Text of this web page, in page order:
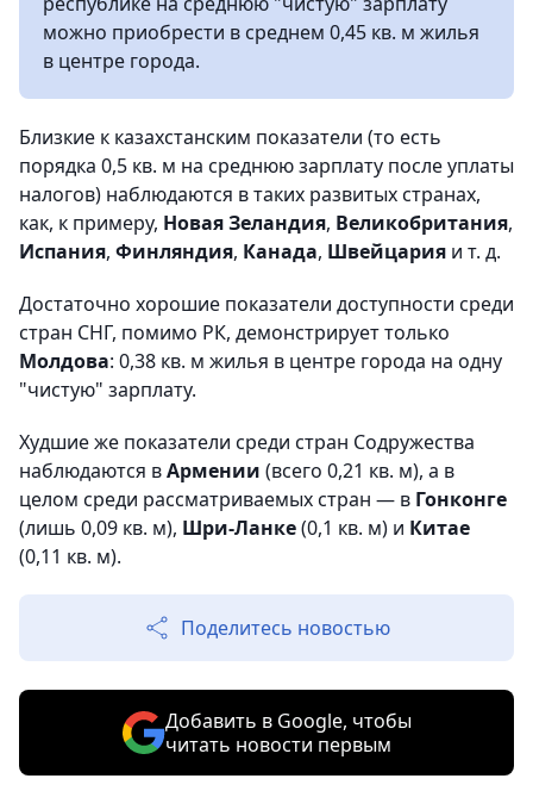
можно приобрести в среднем 0,45 кв. м жилья
в центре города.
Близкие к казахстанским показатели (то есть
порядка 0,5 кв. м на среднюю зарплату после уплаты
налогов) наблюдаются в таких развитых странах,
как, к примеру, Новая Зеландия, Великобритания,
Испания, Финляндия, Канада, Швейцария и т. д.
Достаточно хорошие показатели доступности среди
стран СНГ, помимо РК, демонстрирует только
Молдова: 0,38 кв. м жилья в центре города на одну
"чистую" зарплату.
Худшие же показатели среди стран Содружества
наблюдаются вАрмении (всего 0,21 кв. м), а в
целом среди рассматриваемых стран — в Гонконге
(лишь 0,09 кв. м), Шри-Ланке(0,1 кв. м) и Китае
(0,11 кв. м).
Поделитесь новостью
Добавить в Google, чтобы
читать новости первым